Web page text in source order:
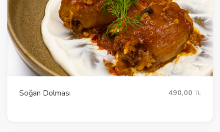
Soğan Dolması 490,00 TL